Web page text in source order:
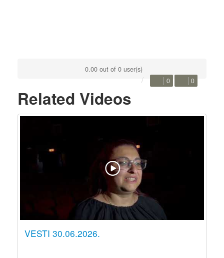
0.00 out of 0 user(s)
0 0
Related Videos
VESTI 30.06.2026.